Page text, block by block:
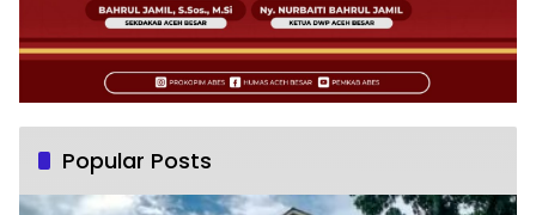
Popular Posts